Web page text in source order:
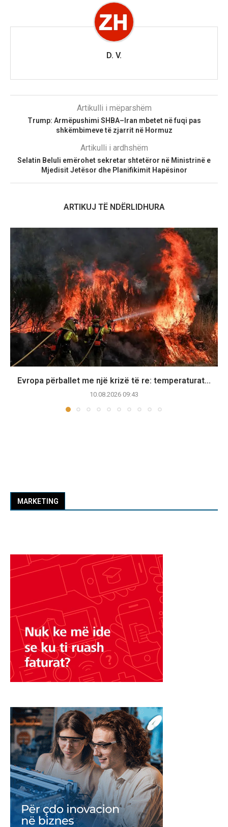
D. V.
Artikulli i mëparshëm
Trump: Armëpushimi SHBA–Iran mbetet në fuqi pas
shkëmbimeve të zjarrit në Hormuz
Artikulli i ardhshëm
Selatin Beluli emërohet sekretar shtetëror në Ministrinë e
Mjedisit Jetësor dhe Planifikimit Hapësinor
ARTIKUJ TË NDËRLIDHURA
Evropa përballet me një krizë të re: temperaturat...
10.08.2026 09:43
MARKETING